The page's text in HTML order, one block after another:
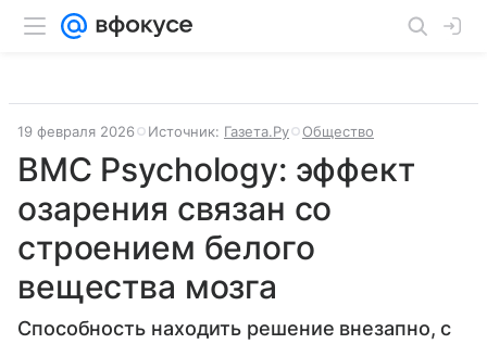
19 февраля 2026 Источник: Газета.Ру Общество
BMC Psychology: эффект
озарения связан со
строением белого
вещества мозга
Способность находить решение внезапно, с